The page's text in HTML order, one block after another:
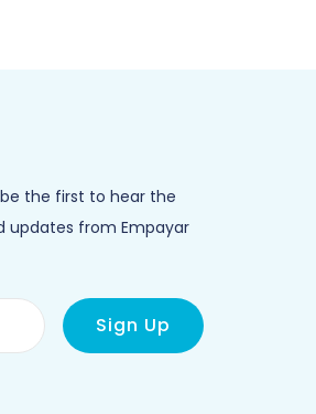
the first to hear the
updates from Empayar